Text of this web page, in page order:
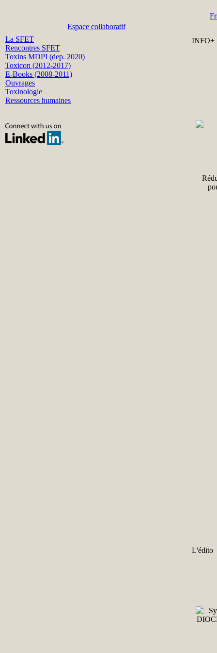
Espace collaboratif
La SFET
Rencontres SFET
Toxins MDPI (dep. 2020)
Toxicon (2012-2017)
E-Books (2008-2011)
Ouvrages
Toxinologie
Ressources humaines
INFO+
L'édito